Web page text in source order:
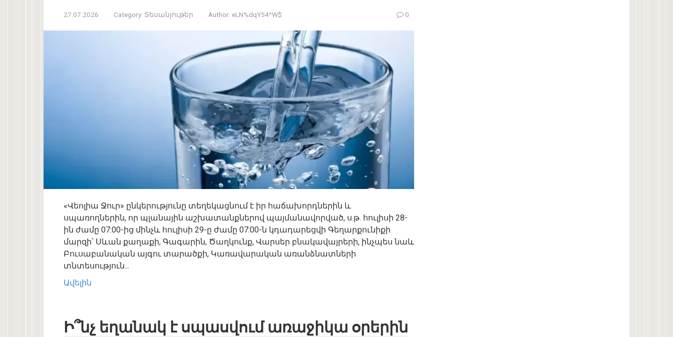
27.07.2026 Category: Տեսանյութեր Author: eLN%dqY54^W$ 0
«Վեոլիա Ջուր» ընկերությունը տեղեկացնում է իր հաճախորդներին և
սպառողներին, որ պլանային աշխատանքներով պայմանավորված, ս.թ. հուլիսի 28-
ին ժամը 07:00-ից մինչև հուլիսի 29-ը ժամը 07:00-ն կդադարեցվի Գեղարքունիքի
մարզի՝ Սևան քաղաքի, Գագարին, Ծաղկունք, Վարսեր բնակավայրերի, ինչպես նաև
Բուսաբանական այգու տարածքի, Կառավարական առանձնատների
տնտեսություն...
Ավելին
Ի՞նչ եղանակ է սպասվում առաջիկա օրերին